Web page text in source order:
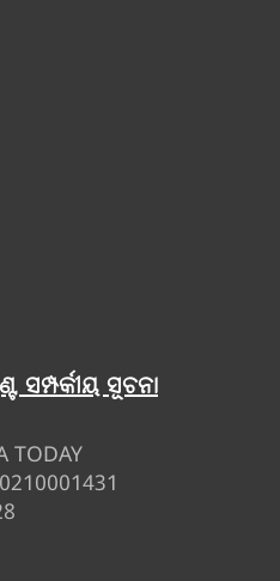
ସମ୍ପର୍କୀୟ ସୂଚନା
TODAY